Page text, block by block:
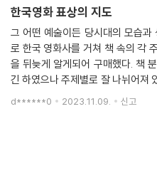
한국영화 표상의 지도
그 어떤 예술이든 당시대의 모습과
로 한국 영화사를 거쳐 책 속의 각
을 뒤늦게 알게되어 구매했다. 책
긴 하였으나 주제별로 잘 나뉘어져
명한 영화들이 많이 다루어지기 때
d******0 2023.11.09. 신고